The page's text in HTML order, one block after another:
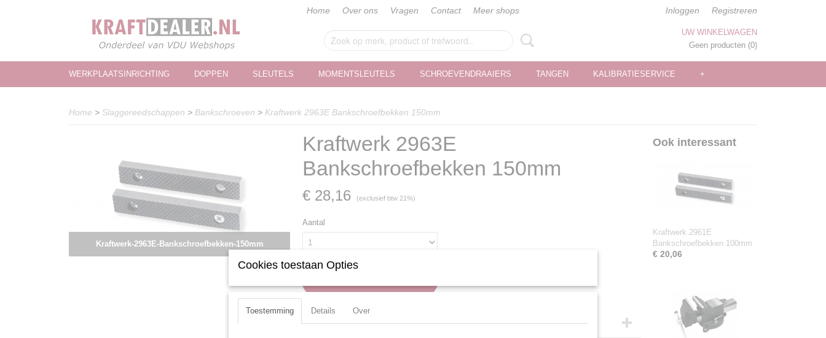
Home Over ons Vragen Contact Meer shops Inloggen Registreren
UW WINKELWAGEN
Geen producten (0)
WERKPLAATSINRICHTING DOPPEN SLEUTELS MOMENTSLEUTELS SCHROEVENDRAAIERS TANGEN KALIBRATIESERVICE +
Home > Slaggereedschappen > Bankschroeven > Kraftwerk 2963E Bankschroefbekken 150mm
Kraftwerk-2963E-Bankschroefbekken-150mm
Kraftwerk 2963E
Bankschroefbekken 150mm
€ 28,16 (exclusief btw 21%)
Aantal
Specificaties
Ook interessant
Kraftwerk 2961E
Bankschroefbekken 100mm
€ 20,06
Cookies toestaan Opties
Toestemming Details Over